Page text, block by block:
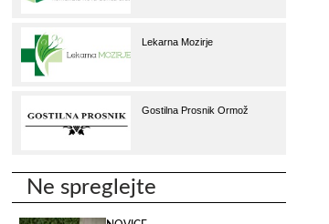
Ne spreglejte